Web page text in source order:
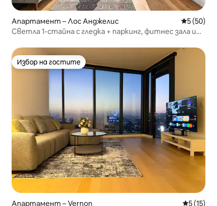
Апартамент – Лос Анджелис Средна
5 (50)
Светла 1-стайна с гледка + паркинг, фитнес зала и
Избор на гостите
Избор на гостите
Апартамент – Vernon Средна
5 (15)